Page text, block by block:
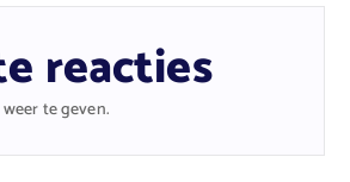
reacties
te geven.